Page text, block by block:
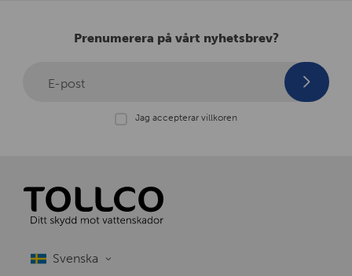
Prenumerera på vårt nyhetsbrev?
E-post
Jag accepterar villkoren